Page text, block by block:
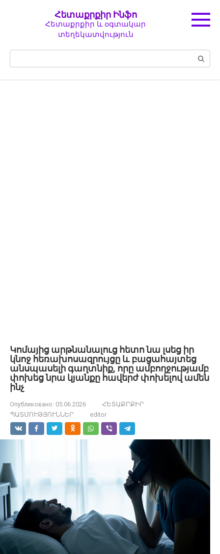
Հետաքրքիր Ինֆո
Հետաքրքիր և օգտակար
տեղեկատվություն
Կոմայից արթնանալուց հետո նա լսեց իր
կնոջ հեռախոսազրույցը և բացահայտեց
անսպասելի գաղտնիք, որը ամբողջությամբ
փոխեց նրա կյանքը հավերժ փոխելով ամեն
ինչ
Опубликовано: 05.06.2026
ՀԵՏԱՔՐՔԻՐ
ՊԱՏՄՈՒԹՅՈՒՆՆԵՐ
editor